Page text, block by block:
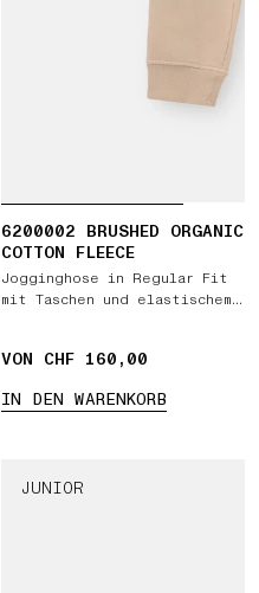
6200002 BRUSHED ORGANIC
COTTON FLEECE
Jogginghose in Regular Fit
mit Taschen und elastischem
VON CHF 160,00
IN DEN WARENKORB
JUNIOR